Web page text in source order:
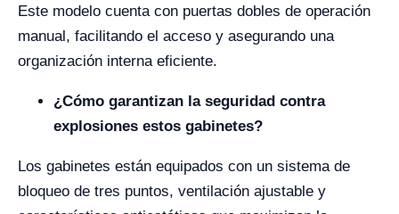
Este modelo cuenta con puertas dobles de operación
manual, facilitando el acceso y asegurando una
organización interna eficiente.
¿Cómo garantizan la seguridad contra
explosiones estos gabinetes?
Los gabinetes están equipados con un sistema de
bloqueo de tres puntos, ventilación ajustable y